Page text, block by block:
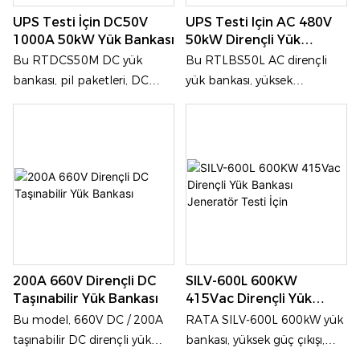
dönüştürücüler gibi yüksek
güçlü ekipmanların
performans testleri ve
doğrulamaları için yaygın
olarak kullanılır.
UPS Testi İçin DC50V
1000A 50kW Yük Bankası
Bu RTDCS50M DC yük
bankası, pil paketleri, DC
jeneratörler, doğrultucular,
sistemlerinin deşarj testi,
kapasite doğrulaması ve
geliştirilmiştir.
UPS Testi Için AC 480V
50kW Dirençli Yük
Bankası
Bu RTLBS50L AC dirençli
yük bankası, yüksek
performanslı ve yüksek
UPS'ler, invertörler,
transformatörler ve diğer
ekipmanlar dahil olmak
testi, kapasite doğrulaması ve
bakım gereksinimlerini
karşılamak üzere özel olarak
geliştirilmiştir.
200A 660V Dirençli DC
Taşınabilir Yük Bankası
Bu model, 660V DC / 200A
taşınabilir DC dirençli yük
SILV-600L 600KW
415Vac Dirençli Yük
Bankası Jeneratör Testi
İçin
RATA SILV-600L 600kW yük
bankası, yüksek güç çıkışı,